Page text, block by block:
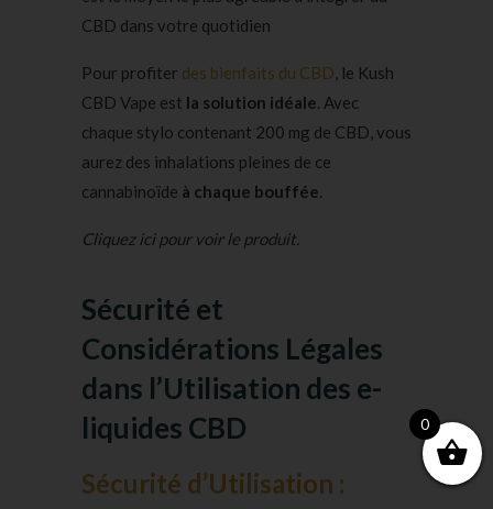
CBD dans votre quotidien
Pour profiter des bienfaits du CBD, le Kush
CBD Vape est la solution idéale. Avec
chaque stylo contenant 200 mg de CBD, vous
aurez des inhalations pleines de ce
cannabinoïde à chaque bouffée.
Cliquez ici pour voir le produit.
Sécurité et
Considérations Légales
dans l’Utilisation des e-
liquides CBD
Sécurité d’Utilisation :
0